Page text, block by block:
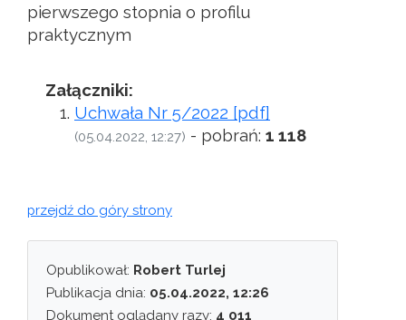
pierwszego stopnia o profilu
praktycznym
Załączniki:
Uchwała Nr 5/2022 [pdf]
(05.04.2022, 12:27) - pobrań: 1 118
przejdź do góry strony
Opublikował: Robert Turlej
Publikacja dnia: 05.04.2022, 12:26
Dokument oglądany razy: 4 011